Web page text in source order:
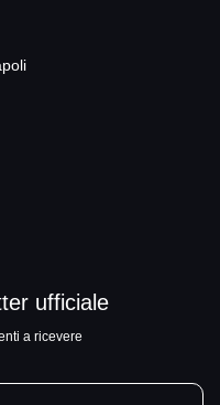
ufficiale
a ricevere